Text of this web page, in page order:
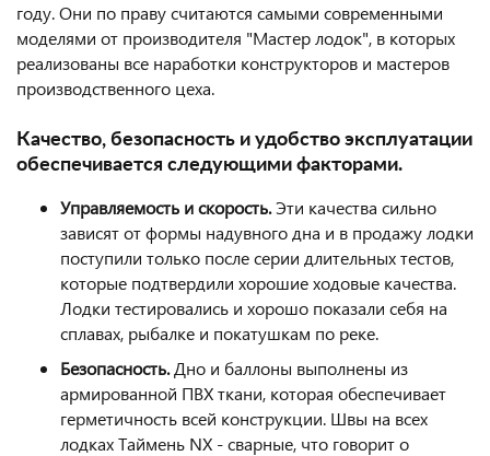
году. Они по праву считаются самыми современными
моделями от производителя "Мастер лодок", в которых
реализованы все наработки конструкторов и мастеров
производственного цеха.
Качество, безопасность и удобство эксплуатации
обеспечивается следующими факторами.
Управляемость и скорость.Эти качества сильно
зависят от формы надувного дна и в продажу лодки
поступили только после серии длительных тестов,
которые подтвердили хорошие ходовые качества.
Лодки тестировались и хорошо показали себя на
сплавах, рыбалке и покатушкам по реке.
Безопасность.Дно и баллоны выполнены из
армированной ПВХ ткани, которая обеспечивает
герметичность всей конструкции. Швы на всех
лодках Таймень NX - сварные, что говорит о